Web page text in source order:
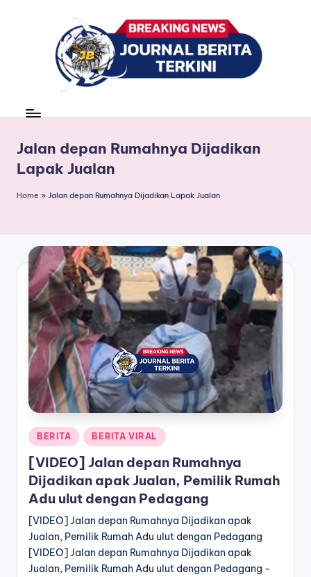
r
n
a
B
e
ri
t
a
T
e
r
k
n
news
Jalan depan Rumahnya Dijadikan
Lapak Jualan
Home » Jalan depan Rumahnya Dijadikan Lapak Jualan
Posted
in
BERITA BERITA VIRAL
[VIDEO] Jalan depan Rumahnya
Dijadikan apak Jualan, Pemilik Rumah
Adu ulut dengan Pedagang
[VIDEO] Jalan depan Rumahnya Dijadikan apak
Jualan, Pemilik Rumah Adu ulut dengan Pedagang
[VIDEO] Jalan depan Rumahnya Dijadikan apak
Jualan, Pemilik Rumah Adu ulut dengan Pedagang -